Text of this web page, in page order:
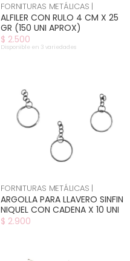
FORNITURAS METÁLICAS |
ALFILER CON RULO 4 CM X 25
GR (150 UNI APROX)
$ 2.500
Disponible en 3 variedades
FORNITURAS METÁLICAS |
ARGOLLA PARA LLAVERO SINFIN
NIQUEL CON CADENA X 10 UNI
$ 2.900